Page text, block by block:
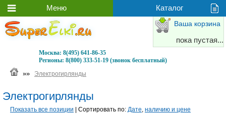
Москва: 8(495) 641-86-35
Регионы: 8(800) 333-51-19 (звонок бесплатный)
Ваша корзина
пока пустая...
»» Электрогирлянды
Электрогирлянды
Показать все позиции | Сортировать по: Дате, наличию и цене